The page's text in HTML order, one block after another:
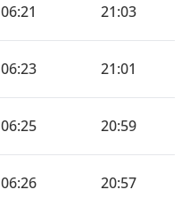
06:21 21:03
06:23 21:01
06:25 20:59
06:26 20:57